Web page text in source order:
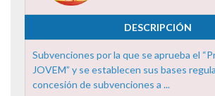
DESCRIPCIÓN
Subvenciones por la que se aprueba el
JOVEM” y se establecen sus bases
concesión de subvenciones a ...